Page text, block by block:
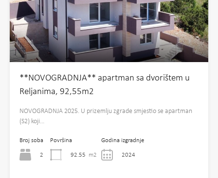
**NOVOGRADNJA** apartman sa dvorištem u
Reljanima, 92,55m2
NOVOGRADNJA 2025. U prizemlju zgrade smjestio se apartman
(S2) koji…
Broj soba
2
Površina
92.55 m2
Godina izgradnje
2024